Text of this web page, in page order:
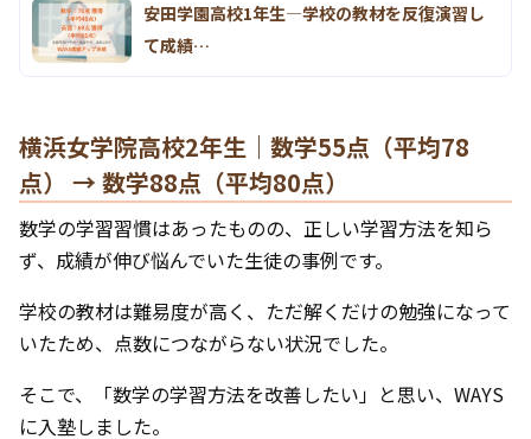
安田学園高校1年生―学校の教材を反復演習し
て成績…
横浜女学院高校2年生｜数学55点（平均78
点） → 数学88点（平均80点）
数学の学習習慣はあったものの、正しい学習方法を知ら
ず、成績が伸び悩んでいた生徒の事例です。
学校の教材は難易度が高く、ただ解くだけの勉強になって
いたため、点数につながらない状況でした。
そこで、「数学の学習方法を改善したい」と思い、WAYS
に入塾しました。